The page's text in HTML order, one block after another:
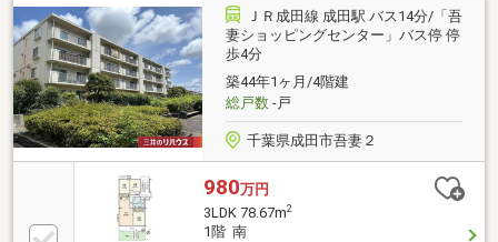
積立金が、月額21700円に値上げされます。■ ご希望
の住まい探しをお手伝いします ━━━━━・・・物件
の詳細・ご相談はお気軽にお問い合わせください。
ＪＲ成田線 成田駅 バス14分/「吾
妻ショッピングセンター」バス停 停
歩4分
築44年1ヶ月/4階建
総戸数-戸
千葉県成田市吾妻２
980万円
3LDK 78.67m2
1階 南